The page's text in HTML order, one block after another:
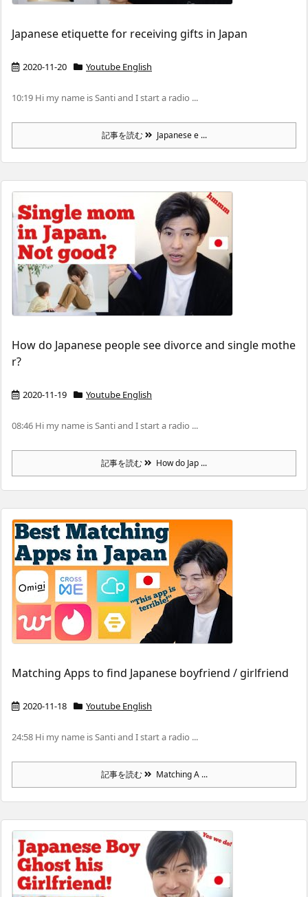
Japanese etiquette for receiving gifts in Japan
2020-11-20 Youtube English
10:19 Hi my name is Santi and I start a radio ...
記事を読む Japanese e ...
How do Japanese people see divorce and single mothe
r?
2020-11-19 Youtube English
08:46 Hi my name is Santi and I start a radio ...
記事を読む How do Jap ...
Matching Apps to find Japanese boyfriend / girlfriend
2020-11-18 Youtube English
24:58 Hi my name is Santi and I start a radio ...
記事を読む Matching A ...